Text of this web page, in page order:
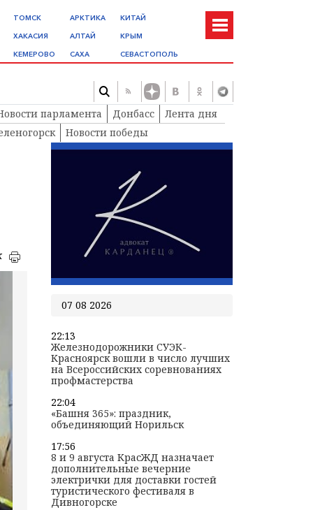
ТОМСК
ХАКАСИЯ
КЕМЕРОВО
АРКТИКА
АЛТАЙ
САХА
КИТАЙ
КРЫМ
СЕВАСТОПОЛЬ
парламента Донбасс
Лента дня
Новости победы
07 08 2026
22:13
Железнодорожники СУЭК-
Красноярск вошли в число лучших
на Всероссийских соревнованиях
профмастерства
22:04
«Башня 365»: праздник,
объединяющий Норильск
17:56
8 и 9 августа КрасЖД назначает
дополнительные вечерние
электрички для доставки гостей
туристического фестиваля в
Дивногорске